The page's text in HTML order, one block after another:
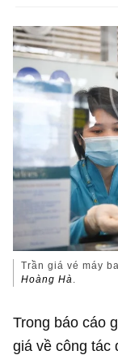
Trần giá vé máy
Hoàng Hà.
Trong báo cáo
giá về công tác